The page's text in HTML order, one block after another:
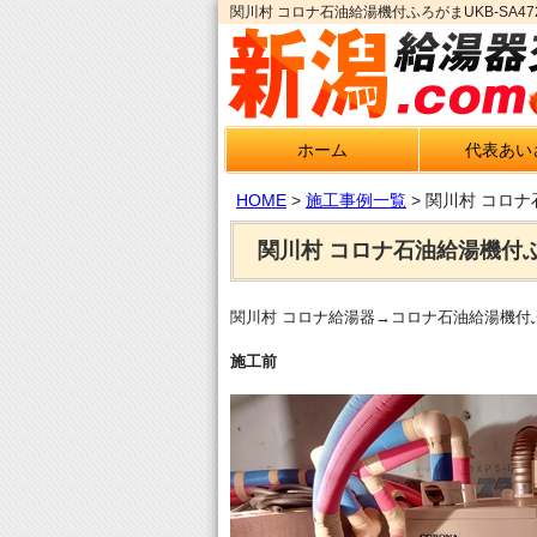
関川村 コロナ石油給湯機付ふろがまUKB-
ホーム 代表あい
HOME > 施工事例一覧 > 関川村 コロ
関川村 コロナ石油給湯機付
関川村 コロナ給湯器→コロナ石油給湯機
施工前